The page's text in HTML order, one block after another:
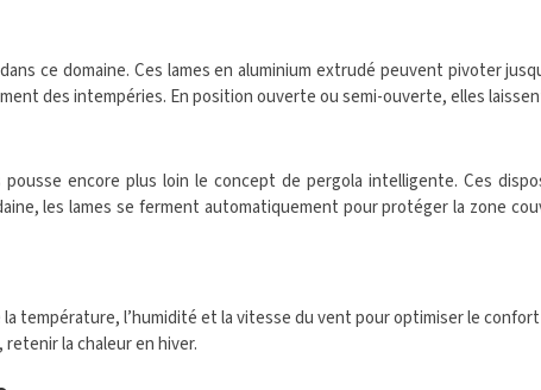
ce domaine. Ces lames en aluminium extrudé peuvent pivoter
des intempéries. En position ouverte ou semi-ouverte, elles
encore plus loin le concept de pergola intelligente. Ces
les lames se ferment automatiquement pour protéger la zone
température, l’humidité et la vitesse du vent pour optimiser le
la chaleur en hiver.